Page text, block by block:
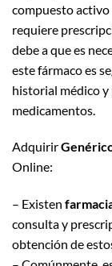
compuesto activo
requiere
debe a que es
este fármaco es
historial médico
medicamentos.
Adquirir
Online:
– Existen
consulta y
obtención de